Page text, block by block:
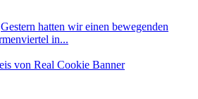
Gestern hatten wir einen bewegenden
in...
von Real Cookie Banner